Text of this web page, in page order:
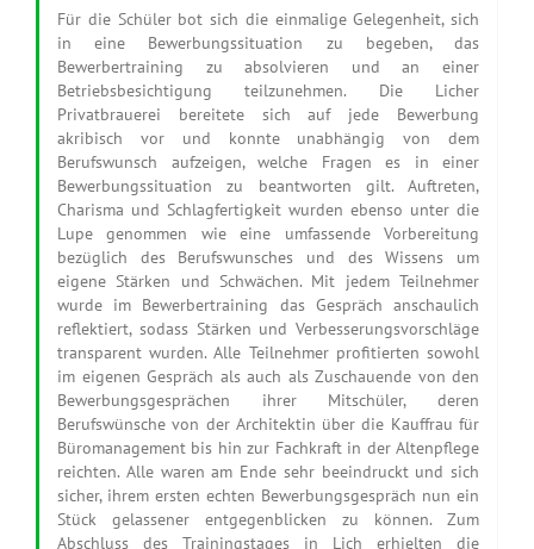
Für die Schüler bot sich die einmalige Gelegenheit, sich
in eine Bewerbungssituation zu begeben, das
Bewerbertraining zu absolvieren und an einer
Betriebsbesichtigung teilzunehmen. Die Licher
Privatbrauerei bereitete sich auf jede Bewerbung
akribisch vor und konnte unabhängig von dem
Berufswunsch aufzeigen, welche Fragen es in einer
Bewerbungssituation zu beantworten gilt. Auftreten,
Charisma und Schlagfertigkeit wurden ebenso unter die
Lupe genommen wie eine umfassende Vorbereitung
bezüglich des Berufswunsches und des Wissens um
eigene Stärken und Schwächen. Mit jedem Teilnehmer
wurde im Bewerbertraining das Gespräch anschaulich
reflektiert, sodass Stärken und Verbesserungsvorschläge
transparent wurden. Alle Teilnehmer profitierten sowohl
im eigenen Gespräch als auch als Zuschauende von den
Bewerbungsgesprächen ihrer Mitschüler, deren
Berufswünsche von der Architektin über die Kauffrau für
Büromanagement bis hin zur Fachkraft in der Altenpflege
reichten. Alle waren am Ende sehr beeindruckt und sich
sicher, ihrem ersten echten Bewerbungsgespräch nun ein
Stück gelassener entgegenblicken zu können. Zum
Abschluss des Trainingstages in Lich erhielten die